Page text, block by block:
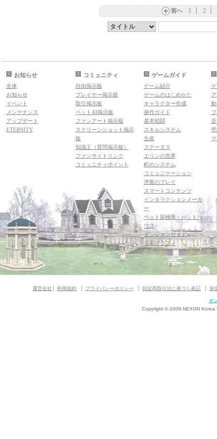
前へ 1 2
お知らせ
全体
お知らせ
イベント
メンテナンス
アップデート
ETERNITY
コミュニティ
自由掲示板
プレイヤー掲示板
取引掲示板
ペットAI掲示板
ファンアート掲示板
スクリーンショット掲示
板
知識王（質問掲示板）
ファンサイトリンク
コミュニティポイント
ゲームガイド
ゲーム紹介
ゲームのはじめかた
キャラクター作成
操作ガイド
基本戦闘
スキルシステム
生産
ステータス
エリンの世界
町のシステム
コミュニケーション
序盤のプレイ
スマートコンテンツ
インタラクションメーカ
ー
ペット探検隊・ペットハ
ウス
ダンジョンガイド
マギグラフィ
運営会社 利用規約 プライバシーポリシー 特定商取引法に基づく表記 資
オ
Copyright © 2009 NEXON Korea